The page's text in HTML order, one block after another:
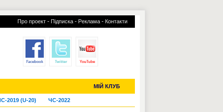
Про проект - Підписка - Реклама - Контакти
МІЙ КЛУБ
2019 (U-20) ЧС-2022
УСІ ТРАНСФЕРИ